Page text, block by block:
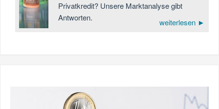
Privatkredit? Unsere Marktanalyse gibt
Antworten.
weiterlesen ►